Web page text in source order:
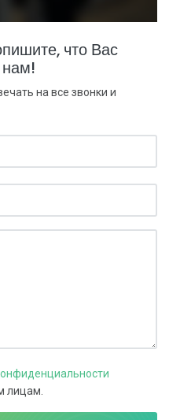
что Вас
нам!
на все звонки и
лицам.